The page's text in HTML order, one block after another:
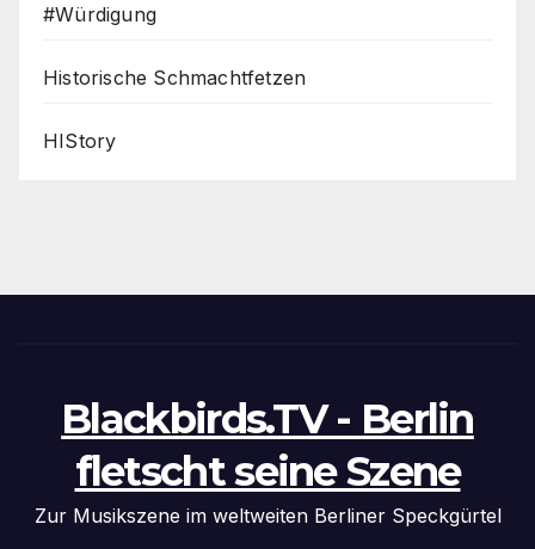
#Würdigung
Historische Schmachtfetzen
HIStory
Blackbirds.TV - Berlin
fletscht seine Szene
Zur Musikszene im weltweiten Berliner Speckgürtel